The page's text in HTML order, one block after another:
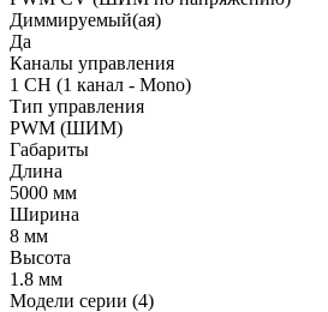
Диммируемый(ая)
Да
Каналы управления
1 CH (1 канал - Mono)
Тип управления
PWM (ШИМ)
Габариты
Длина
5000 мм
Ширина
8 мм
Высота
1.8 мм
Модели серии (4)